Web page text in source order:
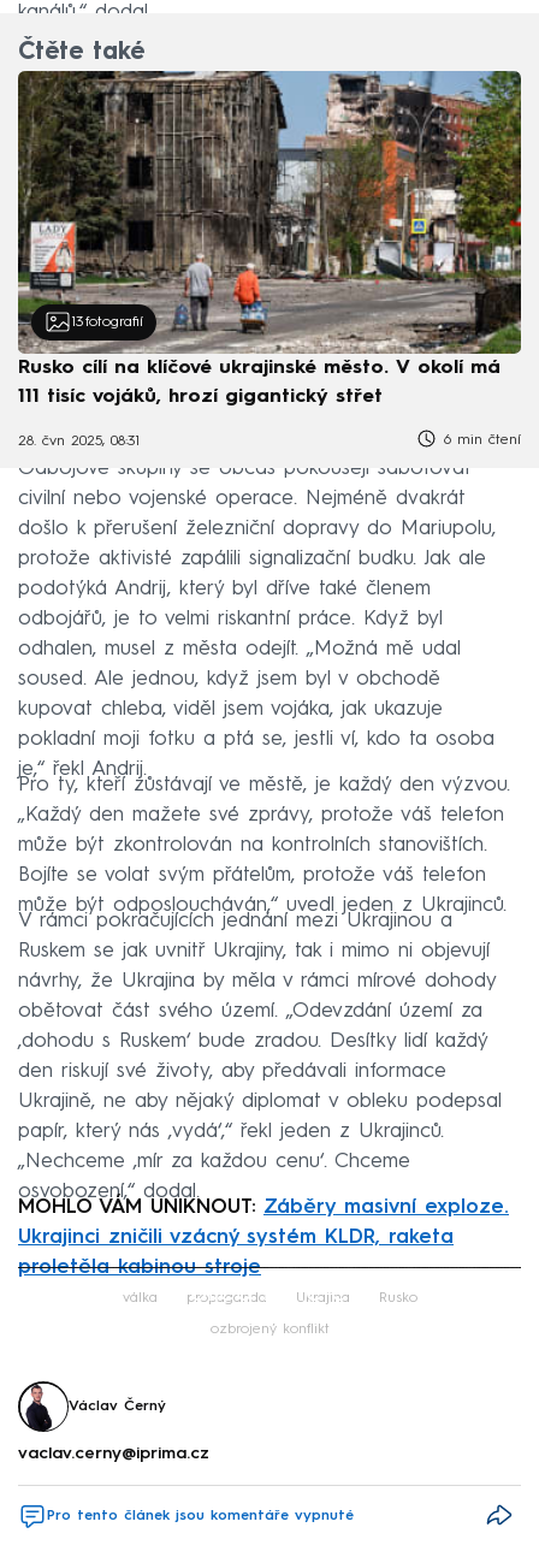
kanálů,“ dodal.
Čtěte také
13 fotografií
Rusko cílí na klíčové ukrajinské město. V okolí má
111 tisíc vojáků, hrozí gigantický střet
28. čvn 2025, 08:31 6 min čtení
Odbojové skupiny se občas pokoušejí sabotovat
civilní nebo vojenské operace. Nejméně dvakrát
došlo k přerušení železniční dopravy do Mariupolu,
protože aktivisté zapálili signalizační budku. Jak ale
podotýká Andrij, který byl dříve také členem
odbojářů, je to velmi riskantní práce. Když byl
odhalen, musel z města odejít. „Možná mě udal
soused. Ale jednou, když jsem byl v obchodě
kupovat chleba, viděl jsem vojáka, jak ukazuje
pokladní moji fotku a ptá se, jestli ví, kdo ta osoba
je,“ řekl Andrij.
Pro ty, kteří zůstávají ve městě, je každý den výzvou.
„Každý den mažete své zprávy, protože váš telefon
může být zkontrolován na kontrolních stanovištích.
Bojíte se volat svým přátelům, protože váš telefon
může být odposloucháván,“ uvedl jeden z Ukrajinců.
V rámci pokračujících jednání mezi Ukrajinou a
Ruskem se jak uvnitř Ukrajiny, tak i mimo ni objevují
návrhy, že Ukrajina by měla v rámci mírové dohody
obětovat část svého území. „Odevzdání území za
‚dohodu s Ruskem‘ bude zradou. Desítky lidí každý
den riskují své životy, aby předávali informace
Ukrajině, ne aby nějaký diplomat v obleku podepsal
papír, který nás ‚vydá‘,“ řekl jeden z Ukrajinců.
„Nechceme ‚mír za každou cenu‘. Chceme
osvobození,“ dodal.
MOHLO VÁM UNIKNOUT: Záběry masivní exploze.
Ukrajinci zničili vzácný systém KLDR, raketa
proletěla kabinou stroje
Failed to fetch
válka propaganda Ukrajina Rusko
ozbrojený konflikt
Václav Černý
vaclav.cerny@iprima.cz
Pro tento článek jsou komentáře vypnuté